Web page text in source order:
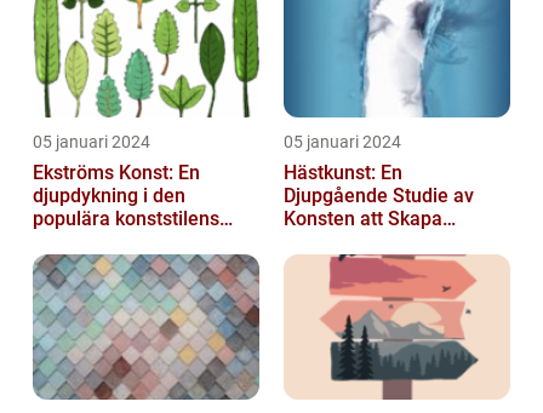
05 januari 2024
Ekströms Konst: En
djupdykning i den
populära konststilens
05 januari 2024
Hästkunst: En
Djupgående Studie av
Konsten att Skapa